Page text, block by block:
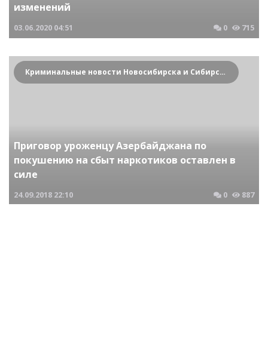
изменений
03.06.2020 04:51 0 715
Криминальные новости Новосибирска и Сибирского региона
Приговор уроженцу Азербайджана по
покушению на сбыт наркотиков оставлен в
силе
24.09.2018 22:10 0 887